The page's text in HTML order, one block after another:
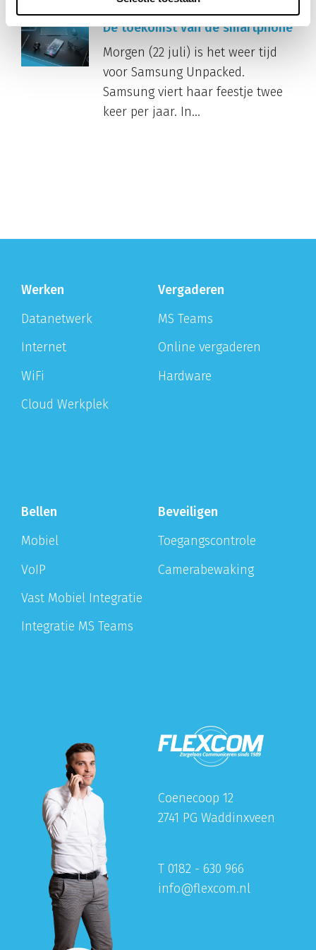
De toekomst van de smartphone
Morgen (22 juli) is het weer tijd
voor Samsung Unpacked.
Samsung viert haar feestje twee
keer per jaar. In...
Werken
Datanetwerk
Internet
WiFi
Cloud Werkplek
Vergaderen
MS Teams
Online vergaderen
Hardware
Bellen
Mobiel
VoIP
Vast Mobiel Integratie
Integratie MS Teams
Beveiligen
Toegangscontrole
Camerabewaking
Coenecoop 12
2741 PG Waddinxveen
T 0182 - 630 966
info@flexcom.nl